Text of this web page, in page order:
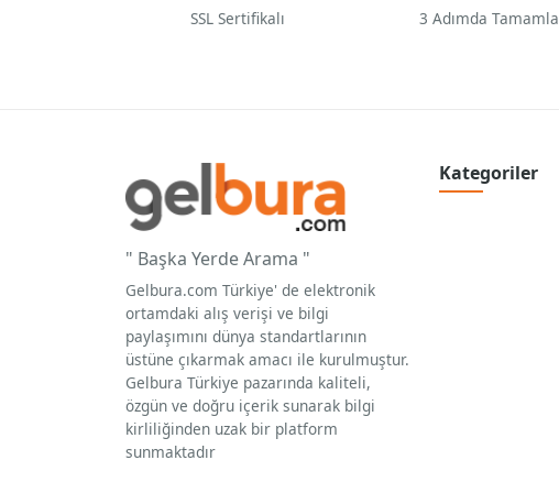
SSL Sertifikalı 3 Adımda Tamamla
" Başka Yerde Arama "
Gelbura.com Türkiye' de elektronik
ortamdaki alış verişi ve bilgi
paylaşımını dünya standartlarının
üstüne çıkarmak amacı ile kurulmuştur.
Gelbura Türkiye pazarında kaliteli,
özgün ve doğru içerik sunarak bilgi
kirliliğinden uzak bir platform
sunmaktadır
Kategoriler